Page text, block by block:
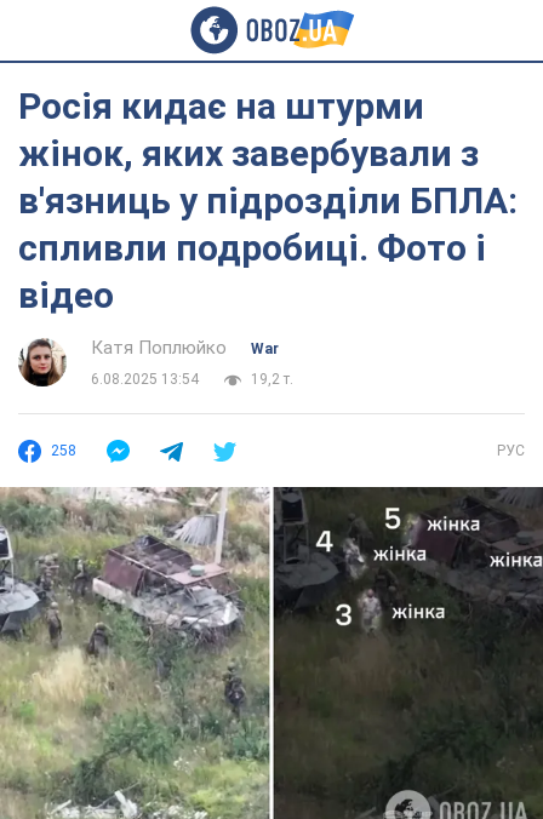
Росія кидає на штурми
жінок, яких завербували з
в'язниць у підрозділи БПЛА:
спливли подробиці. Фото і
відео
Катя Поплюйко
War
6.08.2025 13:54
19,2 т.
258 РУС